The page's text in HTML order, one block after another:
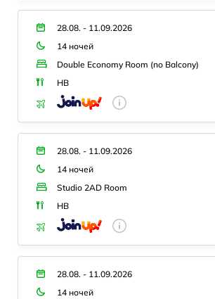
28.08. - 11.09.2026
14 ночей
Double Economy Room (no Balcony)
HB
28.08. - 11.09.2026
14 ночей
Studio 2AD Room
HB
28.08. - 11.09.2026
14 ночей